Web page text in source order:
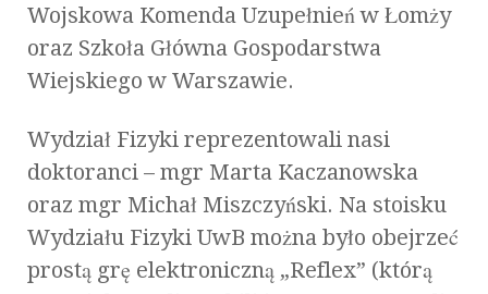
Wojskowa Komenda Uzupełnień w Łomży
oraz Szkoła Główna Gospodarstwa
Wiejskiego w Warszawie.
Wydział Fizyki reprezentowali nasi
doktoranci – mgr Marta Kaczanowska
oraz mgr Michał Miszczyński. Na stoisku
Wydziału Fizyki UwB można było obejrzeć
prostą grę elektroniczną „Reflex” (którą